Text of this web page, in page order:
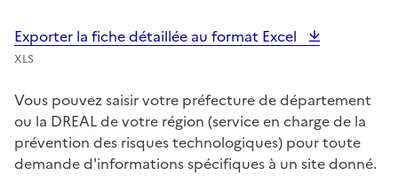
Exporter la fiche détaillée au format Excel
XLS
Vous pouvez saisir votre préfecture de département
ou la DREAL de votre région (service en charge de la
prévention des risques technologiques) pour toute
demande d'informations spécifiques à un site donné.